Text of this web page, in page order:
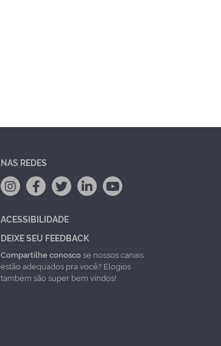
NAS REDES
ACESSIBILIDADE
DEIXE SEU FEEDBACK
Compartilhe conoscose nossos canais
estão adequados pra você? Elogios
também são super bem vindos!